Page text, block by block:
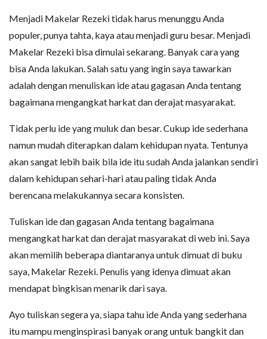
Menjadi Makelar Rezeki tidak harus menunggu Anda
populer, punya tahta, kaya atau menjadi guru besar. Menjadi
Makelar Rezeki bisa dimulai sekarang. Banyak cara yang
bisa Anda lakukan. Salah satu yang ingin saya tawarkan
adalah dengan menuliskan ide atau gagasan Anda tentang
bagaimana mengangkat harkat dan derajat masyarakat.
Tidak perlu ide yang muluk dan besar. Cukup ide sederhana
namun mudah diterapkan dalam kehidupan nyata. Tentunya
akan sangat lebih baik bila ide itu sudah Anda jalankan sendiri
dalam kehidupan sehari-hari atau paling tidak Anda
berencana melakukannya secara konsisten.
Tuliskan ide dan gagasan Anda tentang bagaimana
mengangkat harkat dan derajat masyarakat di web ini. Saya
akan memilih beberapa diantaranya untuk dimuat di buku
saya, Makelar Rezeki. Penulis yang idenya dimuat akan
mendapat bingkisan menarik dari saya.
Ayo tuliskan segera ya, siapa tahu ide Anda yang sederhana
itu mampu menginspirasi banyak orang untuk bangkit dan